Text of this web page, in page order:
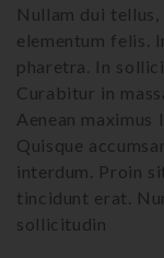
Nullam dui
elementum felis.
pharetra. In
Curabitur in
Aenean
Quisque
interdum. Proin
tincidunt erat.
sollicitudin